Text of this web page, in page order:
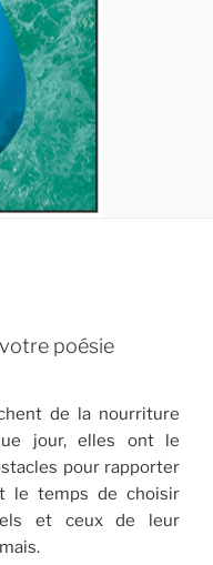
poésie
de la nourriture
jour, elles ont le
pour rapporter
le temps de choisir
et ceux de leur